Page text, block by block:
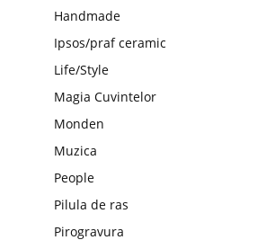
Handmade
Ipsos/praf ceramic
Life/Style
Magia Cuvintelor
Monden
Muzica
People
Pilula de ras
Pirogravura